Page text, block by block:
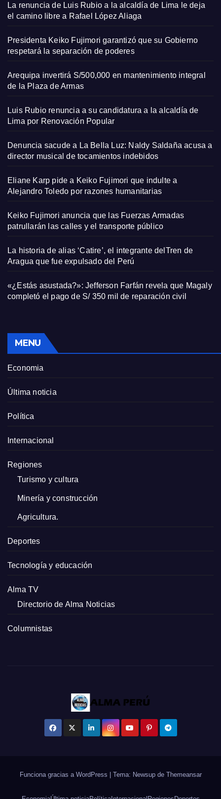
La renuncia de Luis Rubio a la alcaldía de Lima le deja
el camino libre a Rafael López Aliaga
Presidenta Keiko Fujimori garantizó que su Gobierno
respetará la separación de poderes
Arequipa invertirá S/500,000 en mantenimiento integral
de la Plaza de Armas
Luis Rubio renuncia a su candidatura a la alcaldía de
Lima por Renovación Popular
Denuncia sacude a La Bella Luz: Naldy Saldaña acusa a
director musical de tocamientos indebidos
Eliane Karp pide a Keiko Fujimori que indulte a
Alejandro Toledo por razones humanitarias
Keiko Fujimori anuncia que las Fuerzas Armadas
patrullarán las calles y el transporte público
La historia de alias ‘Catire’, el integrante delTren de
Aragua que fue expulsado del Perú
«¿Estás asustada?»: Jefferson Farfán revela que Magaly
completó el pago de S/ 350 mil de reparación civil
MENU
Economia
Última noticia
Política
Internacional
Regiones
Turismo y cultura
Minería y construcción
Agricultura.
Deportes
Tecnología y educación
Alma TV
Directorio de Alma Noticias
Columnistas
Funciona gracias a WordPress Tema: Newsup de Themeansar